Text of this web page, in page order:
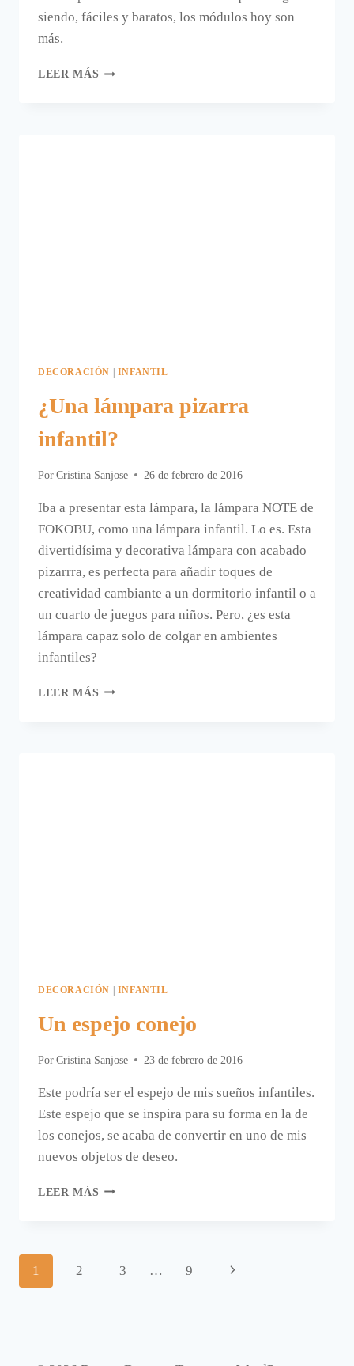
siendo, fáciles y baratos, los módulos hoy son
más.
LEER MÁS MÓDULOS
DECORACIÓN INFANTIL
¿Una lámpara pizarra
infantil?
Por Cristina Sanjose 26 de febrero de 2016
Iba a presentar esta lámpara, la lámpara NOTE de
FOKOBU, como una lámpara infantil. Lo es. Esta
divertidísima y decorativa lámpara con acabado
pizarrra, es perfecta para añadir toques de
creatividad cambiante a un dormitorio infantil o a
un cuarto de juegos para niños. Pero, ¿es esta
lámpara capaz solo de colgar en ambientes
infantiles?
LEER MÁS ¿UNA
DECORACIÓN INFANTIL
Un espejo conejo
Por Cristina Sanjose 23 de febrero de 2016
Este podría ser el espejo de mis sueños infantiles.
Este espejo que se inspira para su forma en la de
los conejos, se acaba de convertir en uno de mis
nuevos objetos de deseo.
LEER MÁS UN
Navegación
1 2 3 … 9
Siguiente